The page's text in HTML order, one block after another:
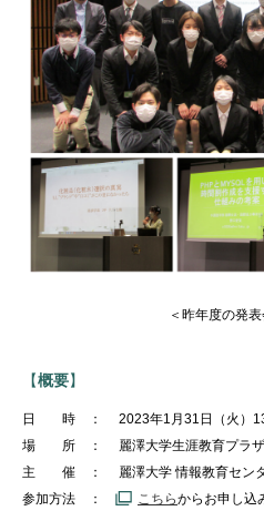
＜昨年度の発
【概要】
日 時 ： 2023年1月31日（火）
場 所 ： 麗澤大学生涯教育プラ
主 催 ： 麗澤大学 情報教育セン
参加方法 ：
こちらからお申し込